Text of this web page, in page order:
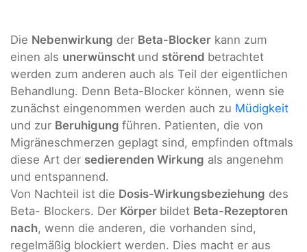
Die Nebenwirkung der Beta-Blocker kann zum
einen als unerwünscht und störend betrachtet
werden zum anderen auch als Teil der eigentlichen
Behandlung. Denn Beta-Blocker können, wenn sie
zunächst eingenommen werden auch zu Müdigkeit
und zur Beruhigung führen. Patienten, die von
Migräneschmerzen geplagt sind, empfinden oftmals
diese Art der sedierenden Wirkung als angenehm
und entspannend.
Von Nachteil ist die Dosis-Wirkungsbeziehung des
Beta- Blockers. Der Körper bildet Beta-Rezeptoren
nach, wenn die anderen, die vorhanden sind,
regelmäßig blockiert werden. Dies macht er aus